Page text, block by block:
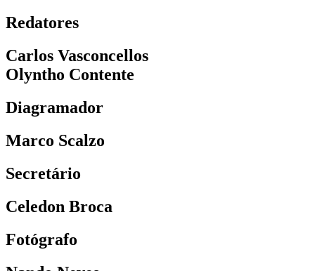
Redatores
Carlos Vasconcellos
Olyntho Contente
Diagramador
Marco Scalzo
Secretário
Celedon Broca
Fotógrafo